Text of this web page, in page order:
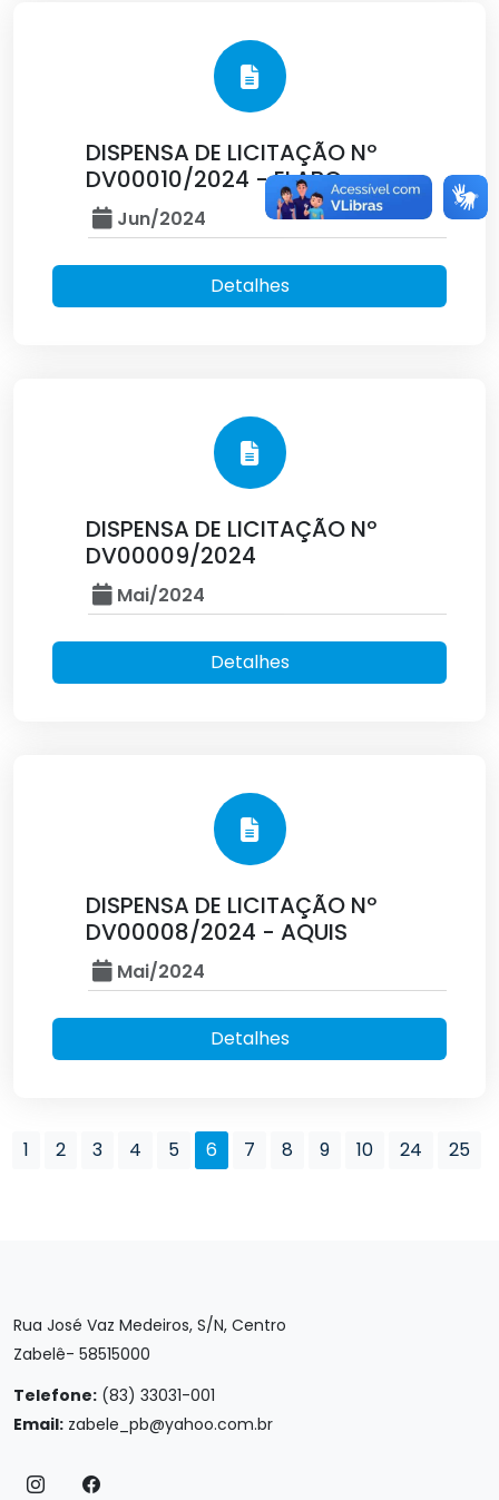
DISPENSA DE LICITAÇÃO Nº
DV00010/2024 - ELABO
Jun/2024
Detalhes
DISPENSA DE LICITAÇÃO Nº
DV00009/2024
Mai/2024
Detalhes
DISPENSA DE LICITAÇÃO Nº
DV00008/2024 - AQUIS
Mai/2024
Detalhes
1 2 3 4 5 6 7 8 9 10 24 25
Rua José Vaz Medeiros, S/N, Centro
Zabelê- 58515000
Telefone: (83) 33031-001
Email: zabele_pb@yahoo.com.br